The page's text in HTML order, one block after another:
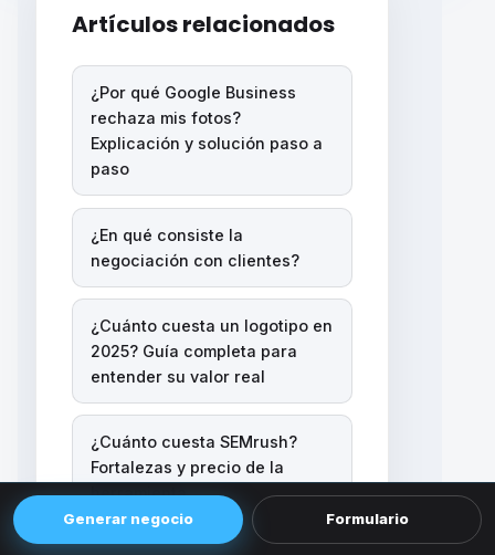
Artículos relacionados
¿Por qué Google Business
rechaza mis fotos?
Explicación y solución paso a
paso
¿En qué consiste la
negociación con clientes?
¿Cuánto cuesta un logotipo en
2025? Guía completa para
entender su valor real
¿Cuánto cuesta SEMrush?
Fortalezas y precio de la
herramienta
Generar negocio Formulario